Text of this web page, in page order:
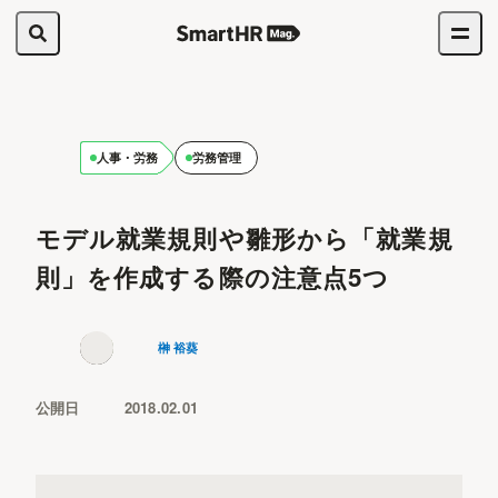
人事・労務 労務管理
モデル就業規則や雛形から「就業規
則」を作成する際の注意点5つ
榊 裕葵
公開日 2018.02.01